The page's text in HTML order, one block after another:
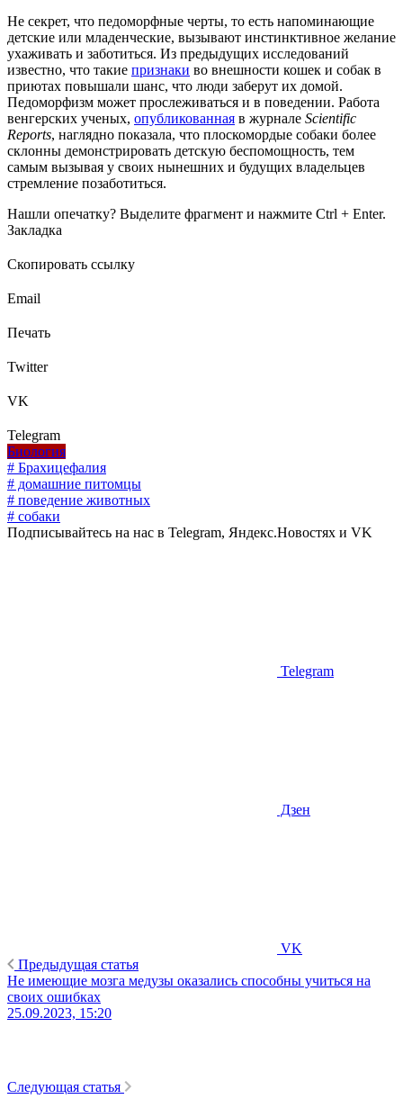
Не секрет, что педоморфные черты, то есть напоминающие
детские или младенческие, вызывают инстинктивное желание
ухаживать и заботиться. Из предыдущих исследований
известно, что такие признаки во внешности кошек и собак в
приютах повышали шанс, что люди заберут их домой.
Педоморфизм может прослеживаться и в поведении. Работа
венгерских ученых, опубликованная в журнале Scientific
Reports, наглядно показала, что плоскомордые собаки более
склонны демонстрировать детскую беспомощность, тем
самым вызывая у своих нынешних и будущих владельцев
стремление позаботиться.
Нашли опечатку? Выделите фрагмент и нажмите Ctrl + Enter.
Закладка
Скопировать ссылку
Email
Печать
Twitter
VK
Telegram
Биология
# Брахицефалия
# домашние питомцы
# поведение животных
# собаки
Подписывайтесь на нас в Telegram, Яндекс.Новостях и VK
Telegram
Дзен
VK
Предыдущая статья
Не имеющие мозга медузы оказались способны учиться на
своих ошибках
25.09.2023, 15:20
Следующая статья